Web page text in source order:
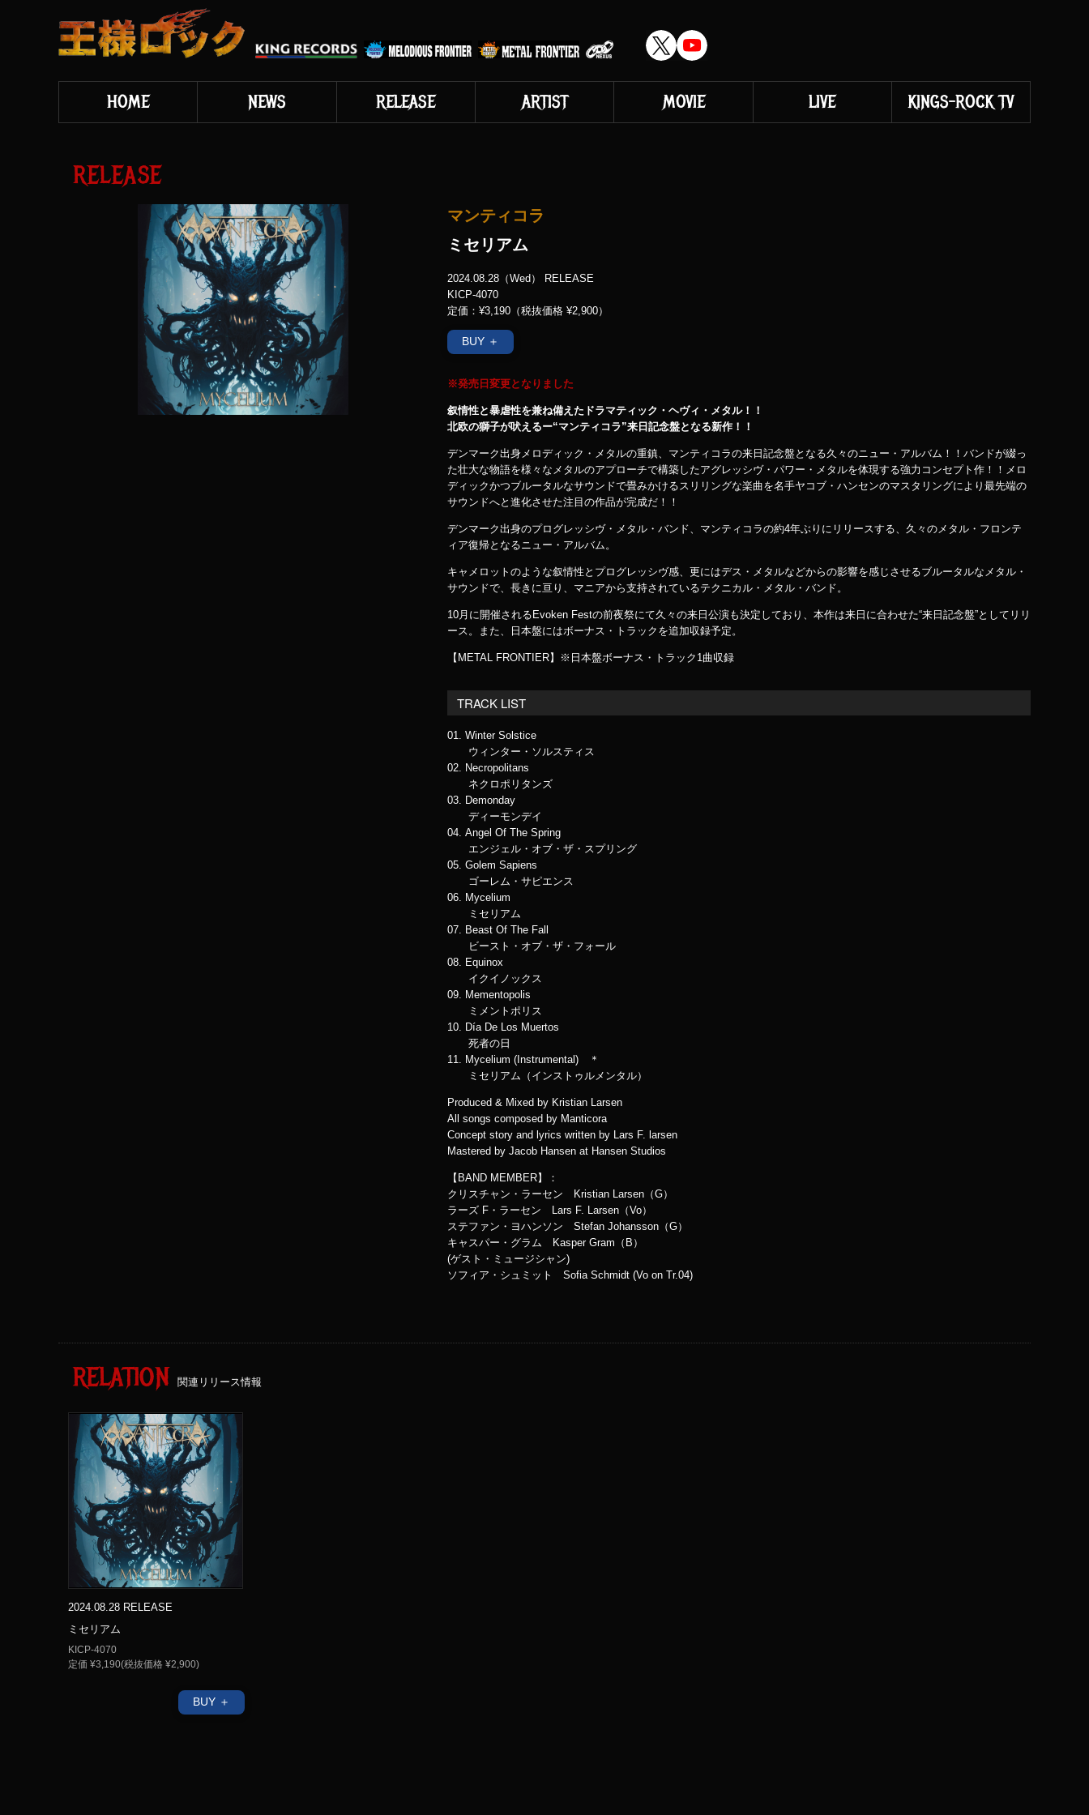
HOME NEWS RELEASE ARTIST MOVIE LIVE KINGS-ROCK TV
RELEASE
マンティコラ
ミセリアム
2024.08.28（Wed） RELEASE
KICP-4070
定価：¥3,190（税抜価格 ¥2,900）
BUY ＋
※発売日変更となりました
叙情性と暴虐性を兼ね備えたドラマティック・ヘヴィ・メタル！！
北欧の獅子が吠えるー“マンティコラ”来日記念盤となる新作！！
デンマーク出身メロディック・メタルの重鎮、マンティコラの来日記念盤となる久々のニュー・アルバム！！バンドが綴っ
た壮大な物語を様々なメタルのアプローチで構築したアグレッシヴ・パワー・メタルを体現する強力コンセプト作！！メロ
ディックかつブルータルなサウンドで畳みかけるスリリングな楽曲を名手ヤコブ・ハンセンのマスタリングにより最先端の
サウンドへと進化させた注目の作品が完成だ！！
デンマーク出身のプログレッシヴ・メタル・バンド、マンティコラの約4年ぶりにリリースする、久々のメタル・フロンテ
ィア復帰となるニュー・アルバム。
キャメロットのような叙情性とプログレッシヴ感、更にはデス・メタルなどからの影響を感じさせるブルータルなメタル・
サウンドで、長きに亘り、マニアから支持されているテクニカル・メタル・バンド。
10月に開催されるEvoken Festの前夜祭にて久々の来日公演も決定しており、本作は来日に合わせた“来日記念盤”としてリリ
ース。また、日本盤にはボーナス・トラックを追加収録予定。
【METAL FRONTIER】※日本盤ボーナス・トラック1曲収録
TRACK LIST
01. Winter Solstice
ウィンター・ソルスティス
02. Necropolitans
ネクロポリタンズ
03. Demonday
ディーモンデイ
04. Angel Of The Spring
エンジェル・オブ・ザ・スプリング
05. Golem Sapiens
ゴーレム・サピエンス
06. Mycelium
ミセリアム
07. Beast Of The Fall
ビースト・オブ・ザ・フォール
08. Equinox
イクイノックス
09. Mementopolis
ミメントポリス
10. Día De Los Muertos
死者の日
11. Mycelium (Instrumental) ＊
ミセリアム（インストゥルメンタル）
Produced & Mixed by Kristian Larsen
All songs composed by Manticora
Concept story and lyrics written by Lars F. larsen
Mastered by Jacob Hansen at Hansen Studios
【BAND MEMBER】：
クリスチャン・ラーセン Kristian Larsen（G）
ラーズ F・ラーセン Lars F. Larsen（Vo）
ステファン・ヨハンソン Stefan Johansson（G）
キャスパー・グラム Kasper Gram（B）
(ゲスト・ミュージシャン)
ソフィア・シュミット Sofia Schmidt (Vo on Tr.04)
RELATION 関連リリース情報
2024.08.28 RELEASE
ミセリアム
KICP-4070
定価 ¥3,190(税抜価格 ¥2,900)
BUY ＋